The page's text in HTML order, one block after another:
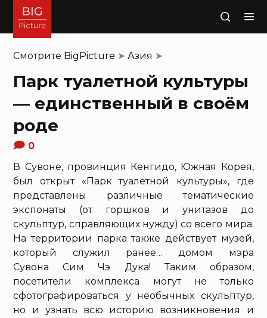
Поиск
Смотрите BigPicture ➤Азия ➤
Парк туалетной культуры
— единственный в своём
роде
0
В Сувоне, провинция Кёнгидо, Южная Корея,
был открыт «Парк туалетной культуры», где
представлены различные тематические
экспонаты (от горшков и унитазов до
скульптур, справляющих нужду) со всего мира.
На территории парка также действует музей,
который служил ранее… домом мэра
Сувона Сим Чэ Дука! Таким образом,
посетители комплекса могут не только
сфотографироваться у необычных скульптур,
но и узнать всю историю возникновения и